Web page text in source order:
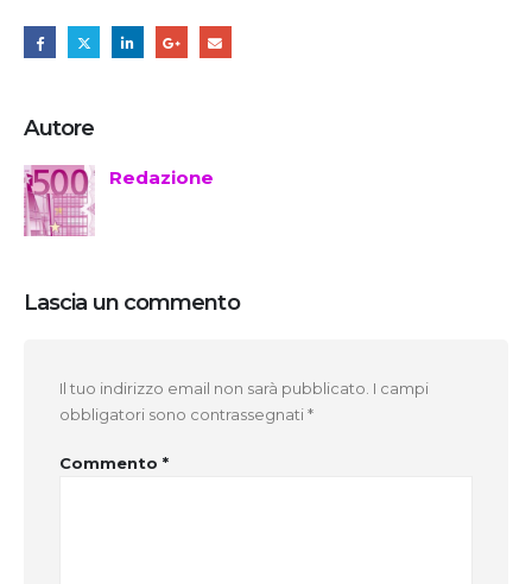
Autore
Redazione
Lascia un commento
Il tuo indirizzo email non sarà pubblicato. I campi
obbligatori sono contrassegnati*
Commento *